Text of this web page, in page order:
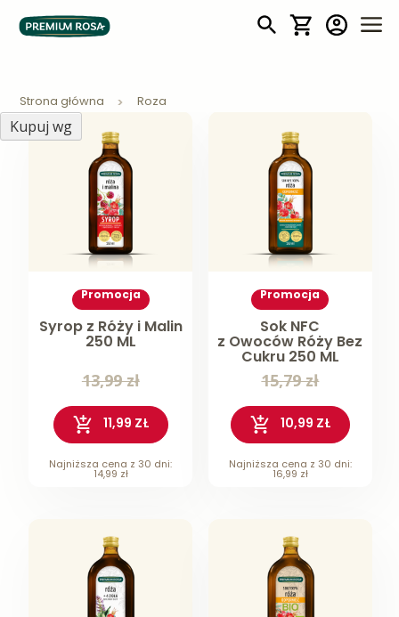
Mój koszyk
Strona główna Roza
Promocja
Syrop z Róży i Malin
250 ML
13,99 zł
11,99 ZŁ
Najniższa cena z 30 dni:
14,99 zł
Promocja
Sok NFC
z Owoców Róży Bez
Cukru 250 ML
15,79 zł
10,99 ZŁ
Najniższa cena z 30 dni:
16,99 zł
Kupuj wg